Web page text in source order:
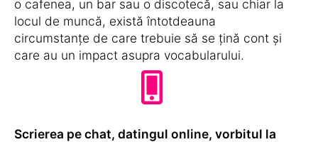
o cafenea, un bar sau o discotecă, sau chiar la
locul de muncă, există întotdeauna
circumstanțe de care trebuie să se țină cont și
care au un impact asupra vocabularului.
Scrierea pe chat, datingul online, vorbitul la